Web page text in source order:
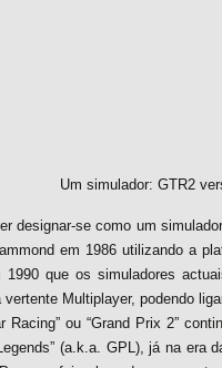
Um simulador: GTR2
designar-se como um
em 1986 utilizando a
1990 que os simuladores
vertente Multiplayer, podendo
Racing” ou “Grand Prix 2”
(a.k.a. GPL), já na